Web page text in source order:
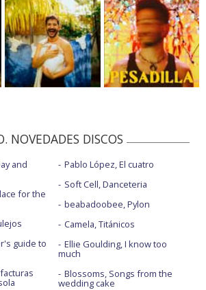
NOVEDADES DISCOS
and
for the
guide to
Pablo López, El cuatro
Soft Cell, Danceteria
beabadoobee, Pylon
Camela, Titánicos
Ellie Goulding, I know too
much
Blossoms, Songs from the
wedding cake